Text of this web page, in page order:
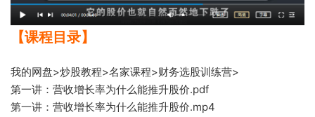
【课程目录】
我的网盘>炒股教程>名家课程>财务选股训练营>
第一讲：营收增长率为什么能推升股价.pdf
第一讲 ：营收增长率为什么能推升股价.mp4